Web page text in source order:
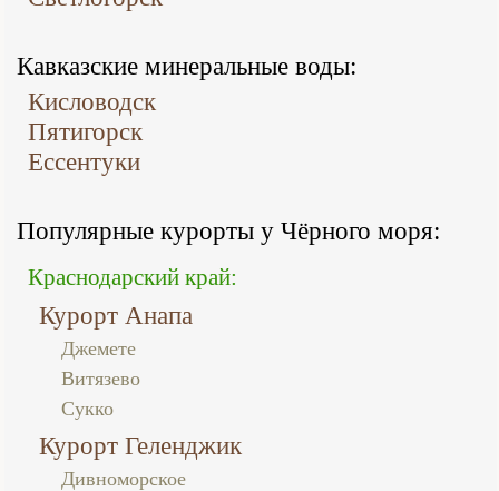
Кавказские минеральные воды:
Кисловодск
Пятигорск
Ессентуки
Популярные курорты у Чёрного моря:
Краснодарский край:
Курорт Анапа
Джемете
Витязево
Сукко
Курорт Геленджик
Дивноморское